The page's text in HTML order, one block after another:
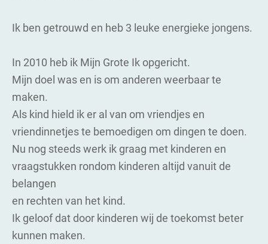
Ik ben getrouwd en heb 3 leuke energieke jongens.
In 2010 heb ik Mijn Grote Ik opgericht.
Mijn doel was en is om anderen weerbaar te
maken.
Als kind hield ik er al van om vriendjes en
vriendinnetjes te bemoedigen om dingen te doen.
Nu nog steeds werk ik graag met kinderen en
vraagstukken rondom kinderen altijd vanuit de
belangen
en rechten van het kind.
Ik geloof dat door kinderen wij de toekomst beter
kunnen maken.